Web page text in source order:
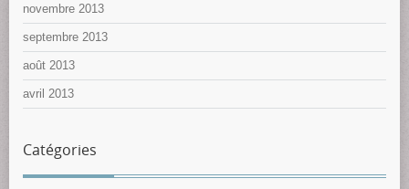
novembre 2013
septembre 2013
août 2013
avril 2013
Catégories